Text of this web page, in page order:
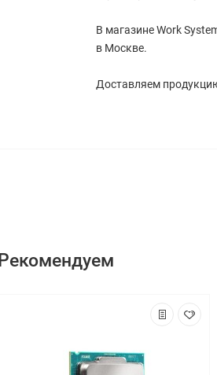
В магазине Work
в Москве.
Доставляем
Рекомендуем